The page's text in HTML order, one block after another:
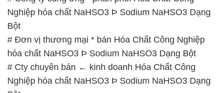
# Cty chuyên bán ← kinh doanh Hóa Chất Công
Nghiệp hóa chất NaHSO3 Þ Sodium NaHSO3 Dạng
Bột
📞PHÒNG KINH DOANH – CÔNG TY HÓA CHẤT
ĐẮC TRƯỜNG PHÁT🌐